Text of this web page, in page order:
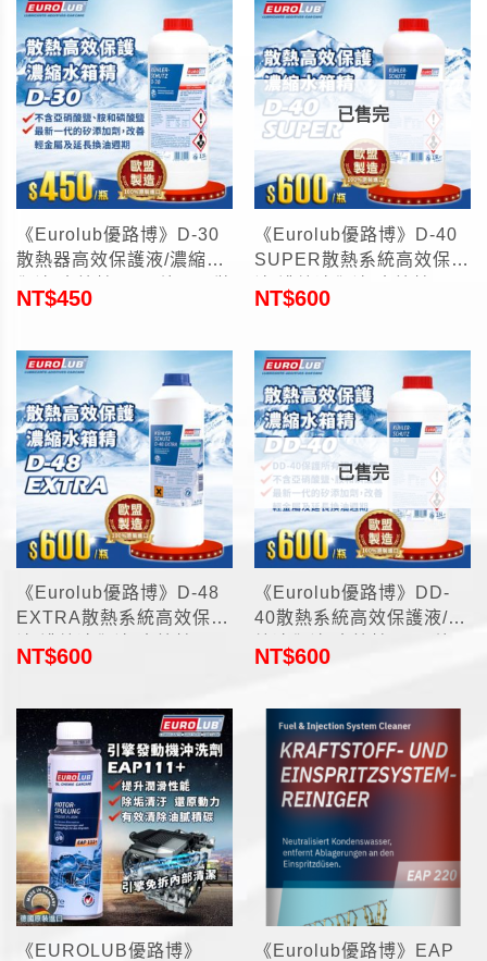
《Eurolub優路博》D-30
散熱器高效保護液/濃縮冷
卻液/水箱精1.5L(德國原裝
進口)
NT$450
已售完
《Eurolub優路博》D-40
SUPER散熱系統高效保護
液/濃縮冷卻液/水箱精
1.5L(德國原裝進口)
NT$600
《Eurolub優路博》D-48
EXTRA散熱系統高效保護
液/濃縮冷卻液/水箱精
1.5L(德國原裝進口)
NT$600
已售完
《Eurolub優路博》DD-
40散熱系統高效保護液/濃
縮冷卻液/水箱精1.5L(德國
原裝進口)
NT$600
《EUROLUB優路博》
《Eurolub優路博》EAP